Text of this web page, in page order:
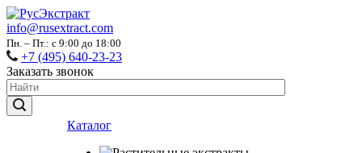
info@rusextract.com
Пн. – Пт.: с 9:00 до 18:00
+7 (495) 640-23-23
Заказать звонок
Каталог